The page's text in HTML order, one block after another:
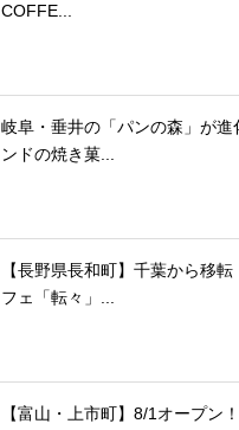
COFFE...
岐阜・垂井の「パンの森」が進
ンドの焼き菓...
【長野県長和町】千葉から移転
フェ「転々」...
【富山・上市町】8/1オープン